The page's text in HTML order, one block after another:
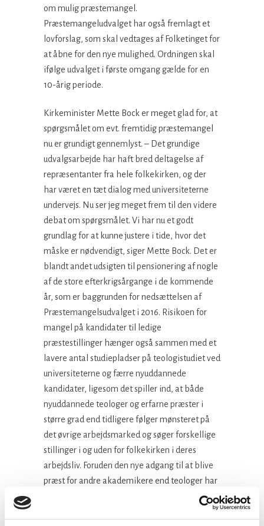
om mulig præstemangel.
Præstemangeludvalget har også fremlagt et
lovforslag, som skal vedtages af Folketinget for
at åbne for den nye mulighed. Ordningen skal
ifølge udvalget i første omgang gælde for en
10-årig periode.
Kirkeminister Mette Bock er meget glad for, at
spørgsmålet om evt. fremtidig præstemangel
nu er grundigt gennemlyst. – Det grundige
udvalgsarbejde har haft bred deltagelse af
repræsentanter fra hele folkekirken, og der
har været en tæt dialog med universiteterne
undervejs. Nu ser jeg meget frem til den videre
debat om spørgsmålet. Vi har nu et godt
grundlag for at kunne justere i tide, hvor det
måske er nødvendigt, siger Mette Bock. Det er
blandt andet udsigten til pensionering af nogle
af de store efterkrigsårgange i de kommende
år, som er baggrunden for nedsættelsen af
Præstemangelsudvalget i 2016. Risikoen for
mangel på kandidater til ledige
præstestillinger hænger også sammen med et
lavere antal studiepladser på teologistudiet ved
universiteterne og færre nyuddannede
kandidater, ligesom det spiller ind, at både
nyuddannede teologer og erfarne præster i
større grad end tidligere følger mønsteret på
det øvrige arbejdsmarked og søger forskellige
stillinger i og uden for folkekirken i deres
arbejdsliv. Foruden den nye adgang til at blive
præst for andre akademikere end teologer har
udvalget også drøftet nogle af de arbejdsvilkår